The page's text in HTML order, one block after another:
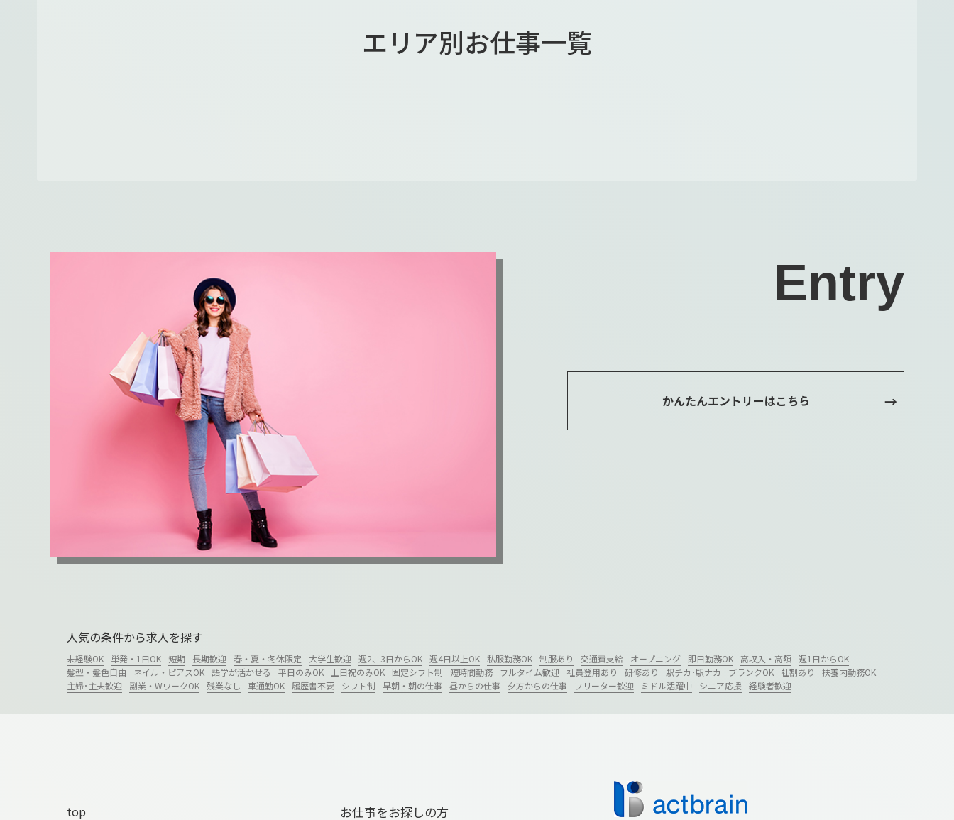
エリア別お仕事一覧
Entry
かんたんエントリーはこちら
人気の条件から求人を探す
未経験OK 単発・1日OK 短期 長期歓迎 春・夏・冬休限定 大学生歓迎 週2、3日からOK 週4日以上OK 私服勤務OK 制服あり 交通費支給 オープニング 即日勤務OK 高収入・高額 週1日からOK
髪型・髪色自由
ネイル・ピアスOK 語学が活かせる 平日のみOK 土日祝のみOK 固定シフト制 短時間勤務 フルタイム歓迎 社員登用あり 研修あり 駅チカ･駅ナカ ブランクOK 社割あり
扶養内勤務OK
主婦･主夫歓迎
副業・WワークOK 残業なし 車通勤OK 履歴書不要 シフト制 早朝・朝の仕事 昼からの仕事 夕方からの仕事 フリーター歓迎 ミドル活躍中 シニア応援 経験者歓迎
top お仕事をお探しの方